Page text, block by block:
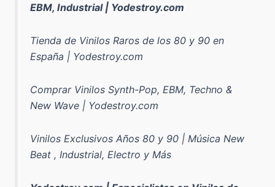
EBM, Industrial | Yodestroy.com
Tienda de Vinilos Raros de los 80 y 90 en
España | Yodestroy.com
Comprar Vinilos Synth-Pop, EBM, Techno &
New Wave | Yodestroy.com
Vinilos Exclusivos Años 80 y 90 | Música New
Beat , Industrial, Electro y Más